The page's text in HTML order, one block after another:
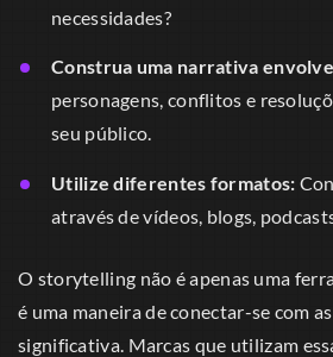
necessidades?
Construa uma narrativa
personagens, conflitos e
seu público.
Utilize diferentes formatos:
através de vídeos, blogs,
O storytelling não é apenas uma
é uma maneira de conectar-se com
significativa. Marcas que utilizam